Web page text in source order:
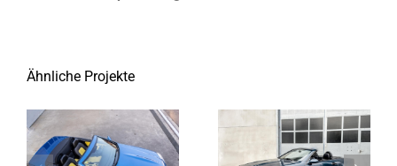
Ähnliche Projekte